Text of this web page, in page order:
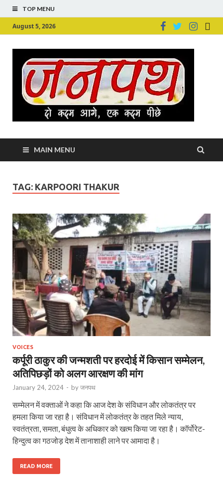
TOP MENU
August 5, 2026
MAIN MENU
TAG: KARPOORI THAKUR
VOICES
कर्पूरी ठाकुर की जन्मशती पर हरदोई में किसान सम्मेलन,
अतिपिछड़ों को अलग आरक्षण की मांग
January 24, 2024 - byजनपथ
सम्मेलन में वक्ताओं ने कहा कि आज देश के संविधान और लोकतंत्र पर
हमला किया जा रहा है। संविधान में लोकतंत्र के तहत मिले न्याय,
स्वतंत्रता, समता, बंधुत्व के अधिकार को खत्म किया जा रहा है। कॉर्पोरेट-
हिन्दुत्व का गठजोड़ देश में तानाशाही लाने पर आमादा है।
READ MORE